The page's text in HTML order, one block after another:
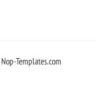
Nop-Templates.com